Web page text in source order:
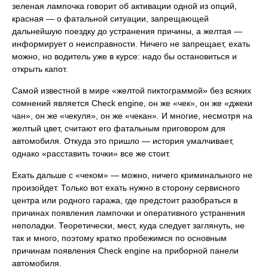
зеленая лампочка говорит об активации одной из опций,
красная — о фатальной ситуации, запрещающей
дальнейшую поездку до устранения причины, а желтая —
информирует о неисправности. Ничего не запрещает, ехать
можно, но водитель уже в курсе: надо бы остановиться и
открыть капот.
Самой известной в мире «желтой пиктограммой» без всяких
сомнений является Check engine, он же «чек», он же «джеки
чан», он же «чекуля», он же «чекан». И многие, несмотря на
желтый цвет, считают его фатальным приговором для
автомобиля. Откуда это пришло — история умалчивает,
однако «расставить точки» все же стоит.
Ехать дальше с «чеком» — можно, ничего криминального не
произойдет. Только вот ехать нужно в сторону сервисного
центра или родного гаража, где предстоит разобраться в
причинах появления лампочки и оперативного устранения
неполадки. Теоретически, мест, куда следует заглянуть, не
так и много, поэтому кратко пробежимся по основным
причинам появления Check engine на приборной панели
автомобиля.